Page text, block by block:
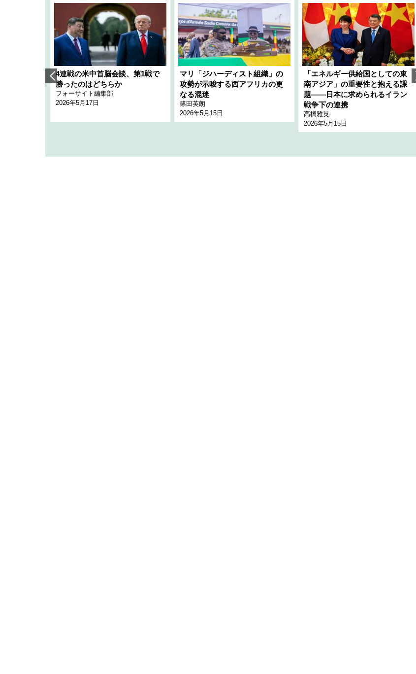
4連戦の米中首脳会談、第1戦で
勝ったのはどちらか
フォーサイト編集部
2026年5月17日
マリ「ジハーディスト組織」の
攻勢が示唆する西アフリカの更
なる混迷
篠田英朗
2026年5月15日
「エネルギー供給国としての東
南アジア」の重要性と抱える課
題――日本に求められるイラン
戦争下の連携
高橋雅英
2026年5月15日